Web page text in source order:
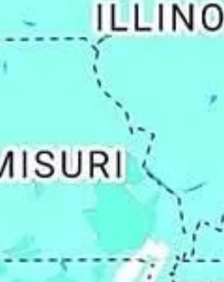
diálogo es una forma de construir comunidad,
tender puentes y reafirmar que el periodismo
tiene un propósito más allá de informar:
conectar y transformar. Así lo expresó durante
reciente participación en Capital 21 TV,
fue entrevistada por la reconocida
comunicadora Fernanda Tapia, en un espacio
lleno de calidez, libertad y profundidad. La
conversación fue mucho más que una entrevis